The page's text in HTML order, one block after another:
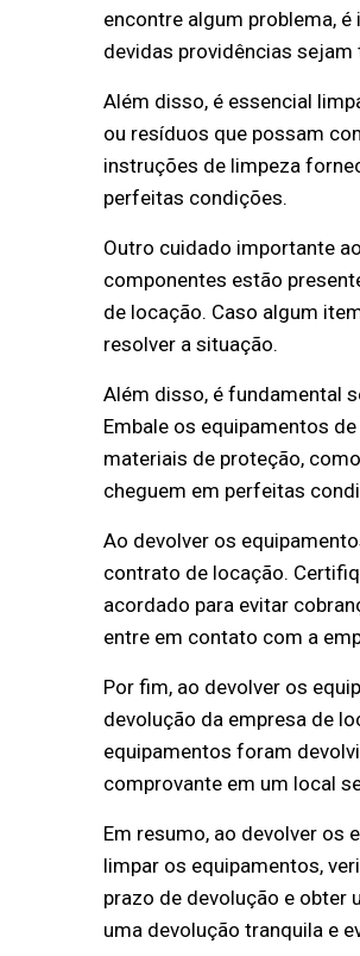
encontre algum problema,
devidas providências sejam
Além disso, é essencial
ou resíduos que possam
instruções de limpeza
perfeitas condições.
Outro cuidado importante
componentes estão
de locação. Caso algum
resolver a situação.
Além disso, é fundamental
Embale os equipamentos
materiais de proteção,
cheguem em perfeitas
Ao devolver os
contrato de locação.
acordado para evitar
entre em contato com a
Por fim, ao devolver os
devolução da empresa de
equipamentos foram
comprovante em um local
Em resumo, ao devolver os
limpar os equipamentos,
prazo de devolução e obter
uma devolução tranquila e